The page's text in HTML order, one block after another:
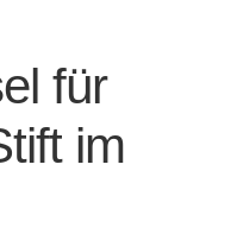
für
im